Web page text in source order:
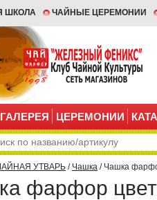
ШКОЛА ЧАЙНЫЕ ЦЕРЕМОНИИ
ЦЕРЕМОНИИ
УТВАРЬ / Чашка / Чашка
фарфор